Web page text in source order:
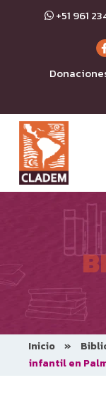
+51 961
Inicio »
infantil en